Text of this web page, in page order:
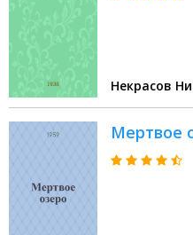
Некрасов
Мертвое